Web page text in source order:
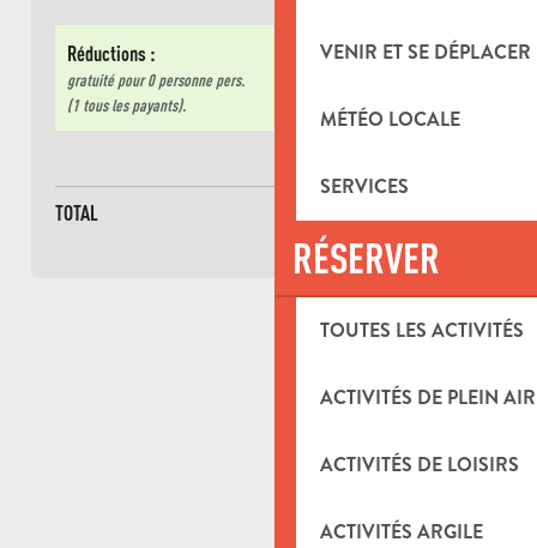
VENIR ET SE DÉPLACER
MÉTÉO LOCALE
SERVICES
RÉSERVER
TOUTES LES ACTIVITÉS
ACTIVITÉS DE PLEIN AIR
ACTIVITÉS DE LOISIRS
ACTIVITÉS ARGILE
Réductions :
gratuité pour0 personnepers.
(1 tous les payants).
TOTAL
Base de0 personne